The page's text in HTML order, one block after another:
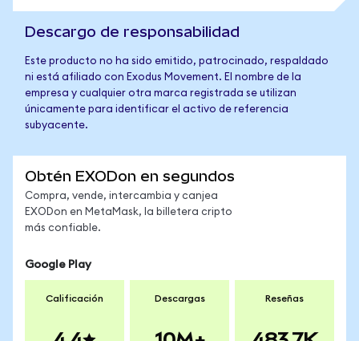
Descargo de responsabilidad
Este producto no ha sido emitido, patrocinado, respaldado
ni está afiliado con Exodus Movement. El nombre de la
empresa y cualquier otra marca registrada se utilizan
únicamente para identificar el activo de referencia
subyacente.
Obtén EXODon en segundos
Compra, vende, intercambia y canjea
EXODon en MetaMask, la billetera cripto
más confiable.
Google Play
Calificación Descargas Reseñas